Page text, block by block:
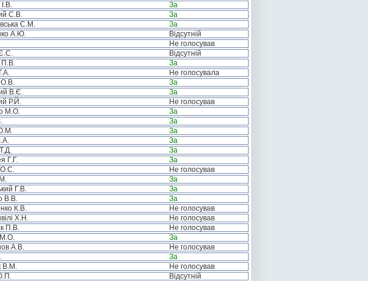
За
С.В.
За
С.М.
За
А.Ю.
Відсутній
Не голосував
Відсутній
П.В.
За
Не голосувала
О.В.
За
В.Є.
За
Р.Й.
Не голосував
М.О.
За
За
За
За
За
Г.Г.
За
О.С.
Не голосував
За
Г.В.
За
В.В.
За
К.В.
Не голосував
Х.Н.
Не голосував
П.В.
Не голосував
М.О.
За
А.В.
Не голосував
За
В.М.
Не голосував
Відсутній